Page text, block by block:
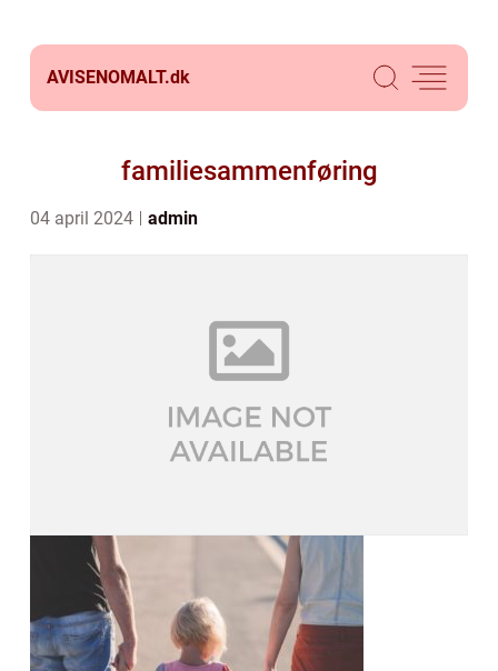
AVISENOMALT.dk
familiesammenføring
04 april 2024 admin